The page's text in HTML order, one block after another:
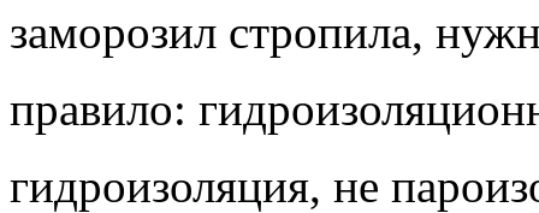
заморозил стропила,
правило:
гидроизоляция, не